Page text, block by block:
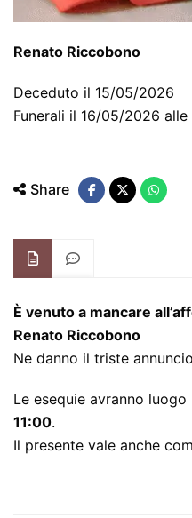
Renato Riccobono
Deceduto il 15/05/2026
Funerali il 16/05/2026 alle
Share
È venuto a mancare
Renato Riccobono
Ne danno il triste
Le esequie avranno luogo
11:00.
Il presente vale anche